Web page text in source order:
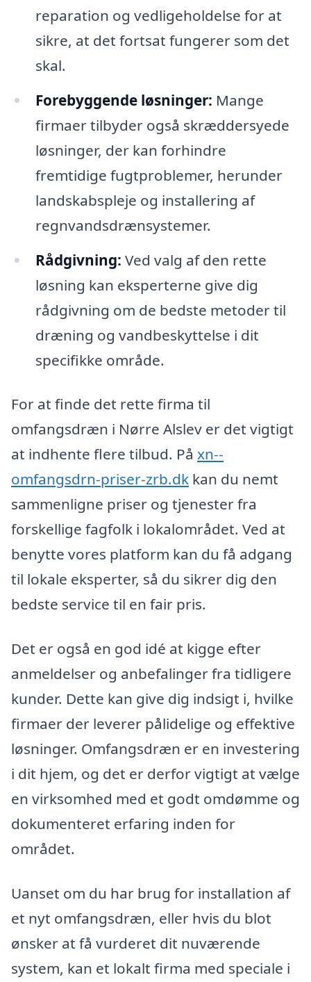
reparation og vedligeholdelse for at
sikre, at det fortsat fungerer som det
skal.
Forebyggende løsninger: Mange
firmaer tilbyder også skræddersyede
løsninger, der kan forhindre
fremtidige fugtproblemer, herunder
landskabspleje og installering af
regnvandsdrænsystemer.
Rådgivning: Ved valg af den rette
løsning kan eksperterne give dig
rådgivning om de bedste metoder til
dræning og vandbeskyttelse i dit
specifikke område.
For at finde det rette firma til
omfangsdræn i Nørre Alslev er det vigtigt
at indhente flere tilbud. På xn--
omfangsdrn-priser-zrb.dk kan du nemt
sammenligne priser og tjenester fra
forskellige fagfolk i lokalområdet. Ved at
benytte vores platform kan du få adgang
til lokale eksperter, så du sikrer dig den
bedste service til en fair pris.
Det er også en god idé at kigge efter
anmeldelser og anbefalinger fra tidligere
kunder. Dette kan give dig indsigt i, hvilke
firmaer der leverer pålidelige og effektive
løsninger. Omfangsdræn er en investering
i dit hjem, og det er derfor vigtigt at vælge
en virksomhed med et godt omdømme og
dokumenteret erfaring inden for
området.
Uanset om du har brug for installation af
et nyt omfangsdræn, eller hvis du blot
ønsker at få vurderet dit nuværende
system, kan et lokalt firma med speciale i